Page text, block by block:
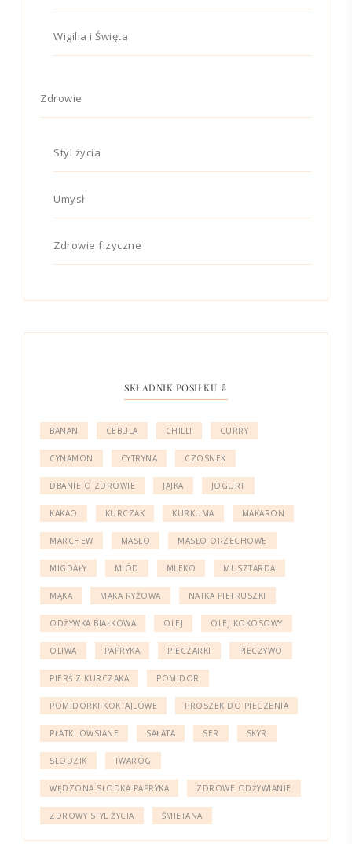
Wigilia i Święta
Zdrowie
Styl życia
Umysł
Zdrowie fizyczne
SKŁADNIK POSIŁKU ⇩
BANAN CEBULA CHILLI CURRY
CYNAMON CYTRYNA CZOSNEK
DBANIE O ZDROWIE JAJKA JOGURT
KAKAO KURCZAK KURKUMA MAKARON
MARCHEW MASŁO MASŁO ORZECHOWE
MIGDAŁY MIÓD MLEKO MUSZTARDA
MĄKA MĄKA RYŻOWA NATKA PIETRUSZKI
ODŻYWKA BIAŁKOWA OLEJ OLEJ KOKOSOWY
OLIWA PAPRYKA PIECZARKI PIECZYWO
PIERŚ Z KURCZAKA POMIDOR
POMIDORKI KOKTAJLOWE PROSZEK DO PIECZENIA
PŁATKI OWSIANE SAŁATA SER SKYR
SŁODZIK TWARÓG
WĘDZONA SŁODKA PAPRYKA ZDROWE ODŻYWIANIE
ZDROWY STYL ŻYCIA ŚMIETANA